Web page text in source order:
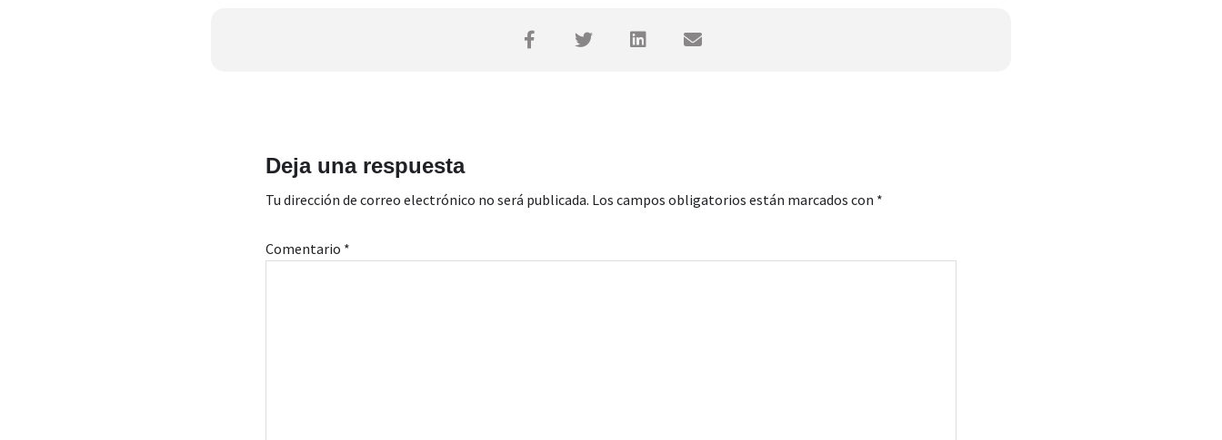
lectores
Deja una respuesta
Tu dirección de correo electrónico no será publicada. Los campos obligatorios están marcados con *
Comentario *